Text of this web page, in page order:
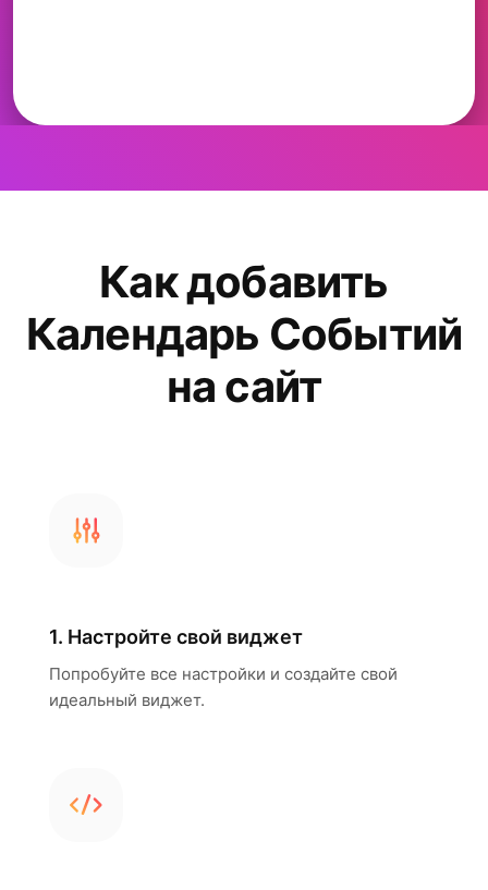
Как добавить
Календарь Событий
на сайт
1. Настройте свой виджет
Попробуйте все настройки и создайте свой
идеальный виджет.